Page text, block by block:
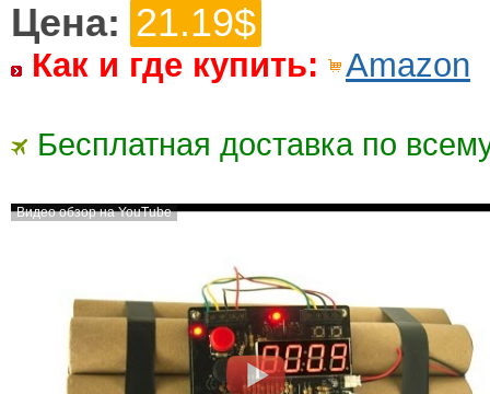
Цена: 21.19$
Как и где купить: Amazon
Бесплатная доставка по
Видео обзор на YouTube